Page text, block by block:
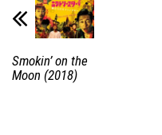
Smokin’ on the
Moon (2018)